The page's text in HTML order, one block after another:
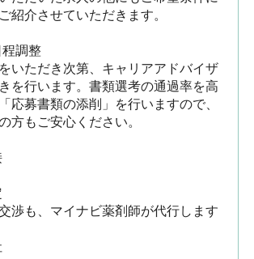
紹介させていただきます。
調整
いただき次第、キャリアアドバイザ
を行います。書類選考の通過率を高
応募書類の添削」を行いますので、
方もご安心ください。
渉も、マイナビ薬剤師が代行します